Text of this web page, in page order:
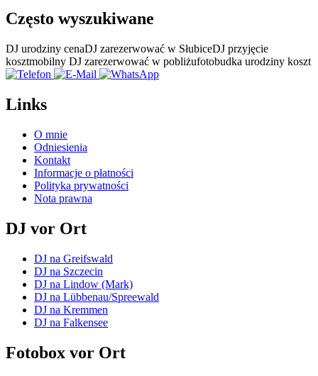
Często wyszukiwane
DJ urodziny cenaDJ zarezerwować w SłubiceDJ przyjęcie
kosztmobilny DJ zarezerwować w pobliżufotobudka urodziny koszt
Links
O mnie
Odniesienia
Kontakt
Informacje o płatności
Polityka prywatności
Nota prawna
DJ vor Ort
DJ na Greifswald
DJ na Szczecin
DJ na Lindow (Mark)
DJ na Lübbenau/Spreewald
DJ na Kremmen
DJ na Falkensee
Fotobox vor Ort